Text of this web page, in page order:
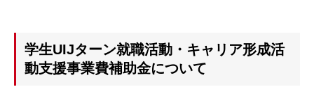
学生UIJターン就職活動・キャリア形成活
動支援事業費補助金について